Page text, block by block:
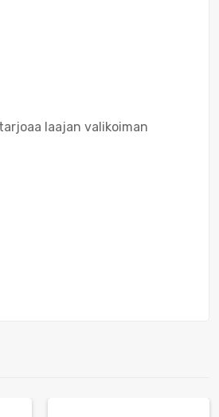
laajan valikoiman